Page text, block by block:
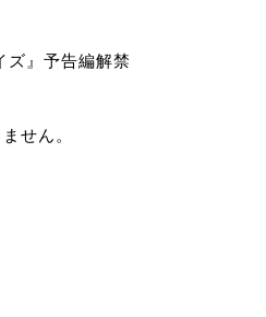
ズ』予告編解禁
せん。